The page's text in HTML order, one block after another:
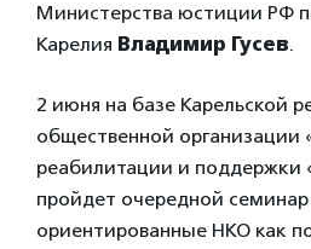
Министерства юстиции РФ
Карелия Владимир Гусев.
2 июня на базе Карельской
общественной организации
реабилитации и поддержки
пройдет очередной
ориентированные НКО как